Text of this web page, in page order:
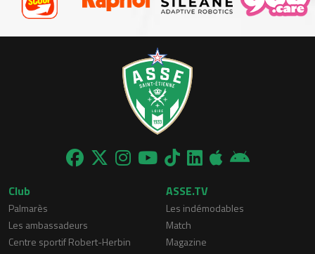
Club
Palmarès
Les ambassadeurs
Centre sportif Robert-Herbin
ASSE.TV
Les indémodables
Match
Magazine